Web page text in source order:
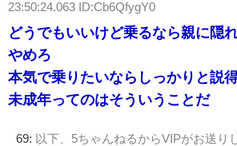
23:50:24.063 ID:Cb6QfygY0
どうでもいいけど乗るなら親に隠
やめろ
本気で乗りたいならしっかりと説
未成年ってのはそういうことだ
69: 以下、5ちゃんねるからVIPがお送り